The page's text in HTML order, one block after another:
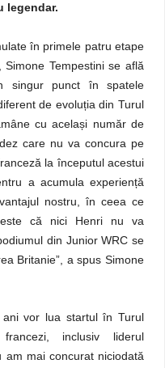
legendar.
în primele patru etape
Tempestini se află
singur punct în spatele
de evoluția din Turul
cu același număr de
care nu va concura pe
la începutul acestui
a acumula experiență
nostru, în ceea ce
că nici Henri nu va
din Junior WRC se
Britanie”, a spus Simone
vor lua startul în Turul
inclusiv liderul
am mai concurat niciodată